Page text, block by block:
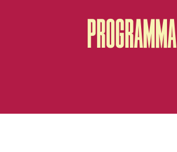
PROGRAMMA